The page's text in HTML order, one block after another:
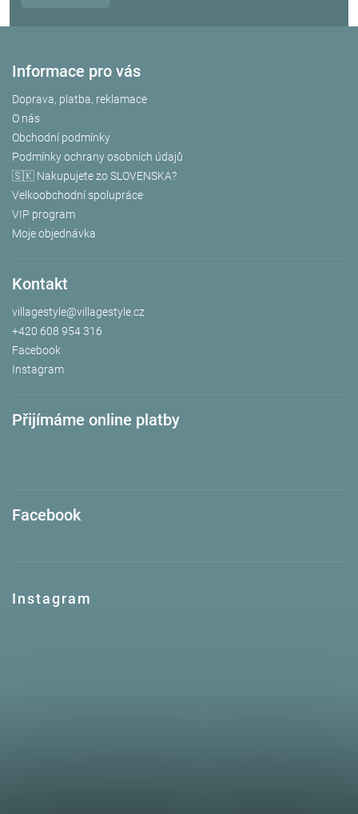
Informace pro vás
Doprava, platba, reklamace
O nás
Obchodní podmínky
Podmínky ochrany osobních údajů
🇸🇰 Nakupujete zo SLOVENSKA?
Velkoobchodní spolupráce
VIP program
Moje objednávka
Kontakt
villagestyle@villagestyle.cz
+420 608 954 316
Facebook
Instagram
Přijímáme online platby
Facebook
Instagram